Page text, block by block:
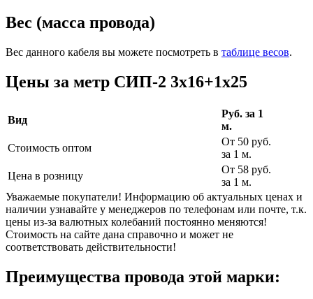
Вес (масса провода)
Вес данного кабеля вы можете посмотреть в таблице весов.
Цены за метр СИП-2 3х16+1х25
Вид
Руб. за 1
м.
Стоимость оптом
От 50 руб.
за 1 м.
Цена в розницу
От 58 руб.
за 1 м.
Уважаемые покупатели! Информацию об актуальных ценах и
наличии узнавайте у менеджеров по телефонам или почте, т.к.
цены из-за валютных колебаний постоянно меняются!
Стоимость на сайте дана справочно и может не
соответствовать действительности!
Преимущества провода этой марки: